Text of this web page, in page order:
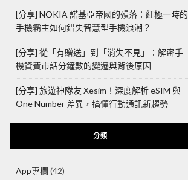
[分享] NOKIA 諾基亞帝國的殞落：紅極一時的
手機霸主如何錯失智慧型手機浪潮？
[分享] 從「有贈送」到「消失不見」：解密手
機資費市話分鐘數的變遷與背後原因
[分享] 旅遊神隊友 Xesim！深度解析 eSIM 與
One Number 差異，搞懂行動通訊新趨勢
分類
App專欄 (42)